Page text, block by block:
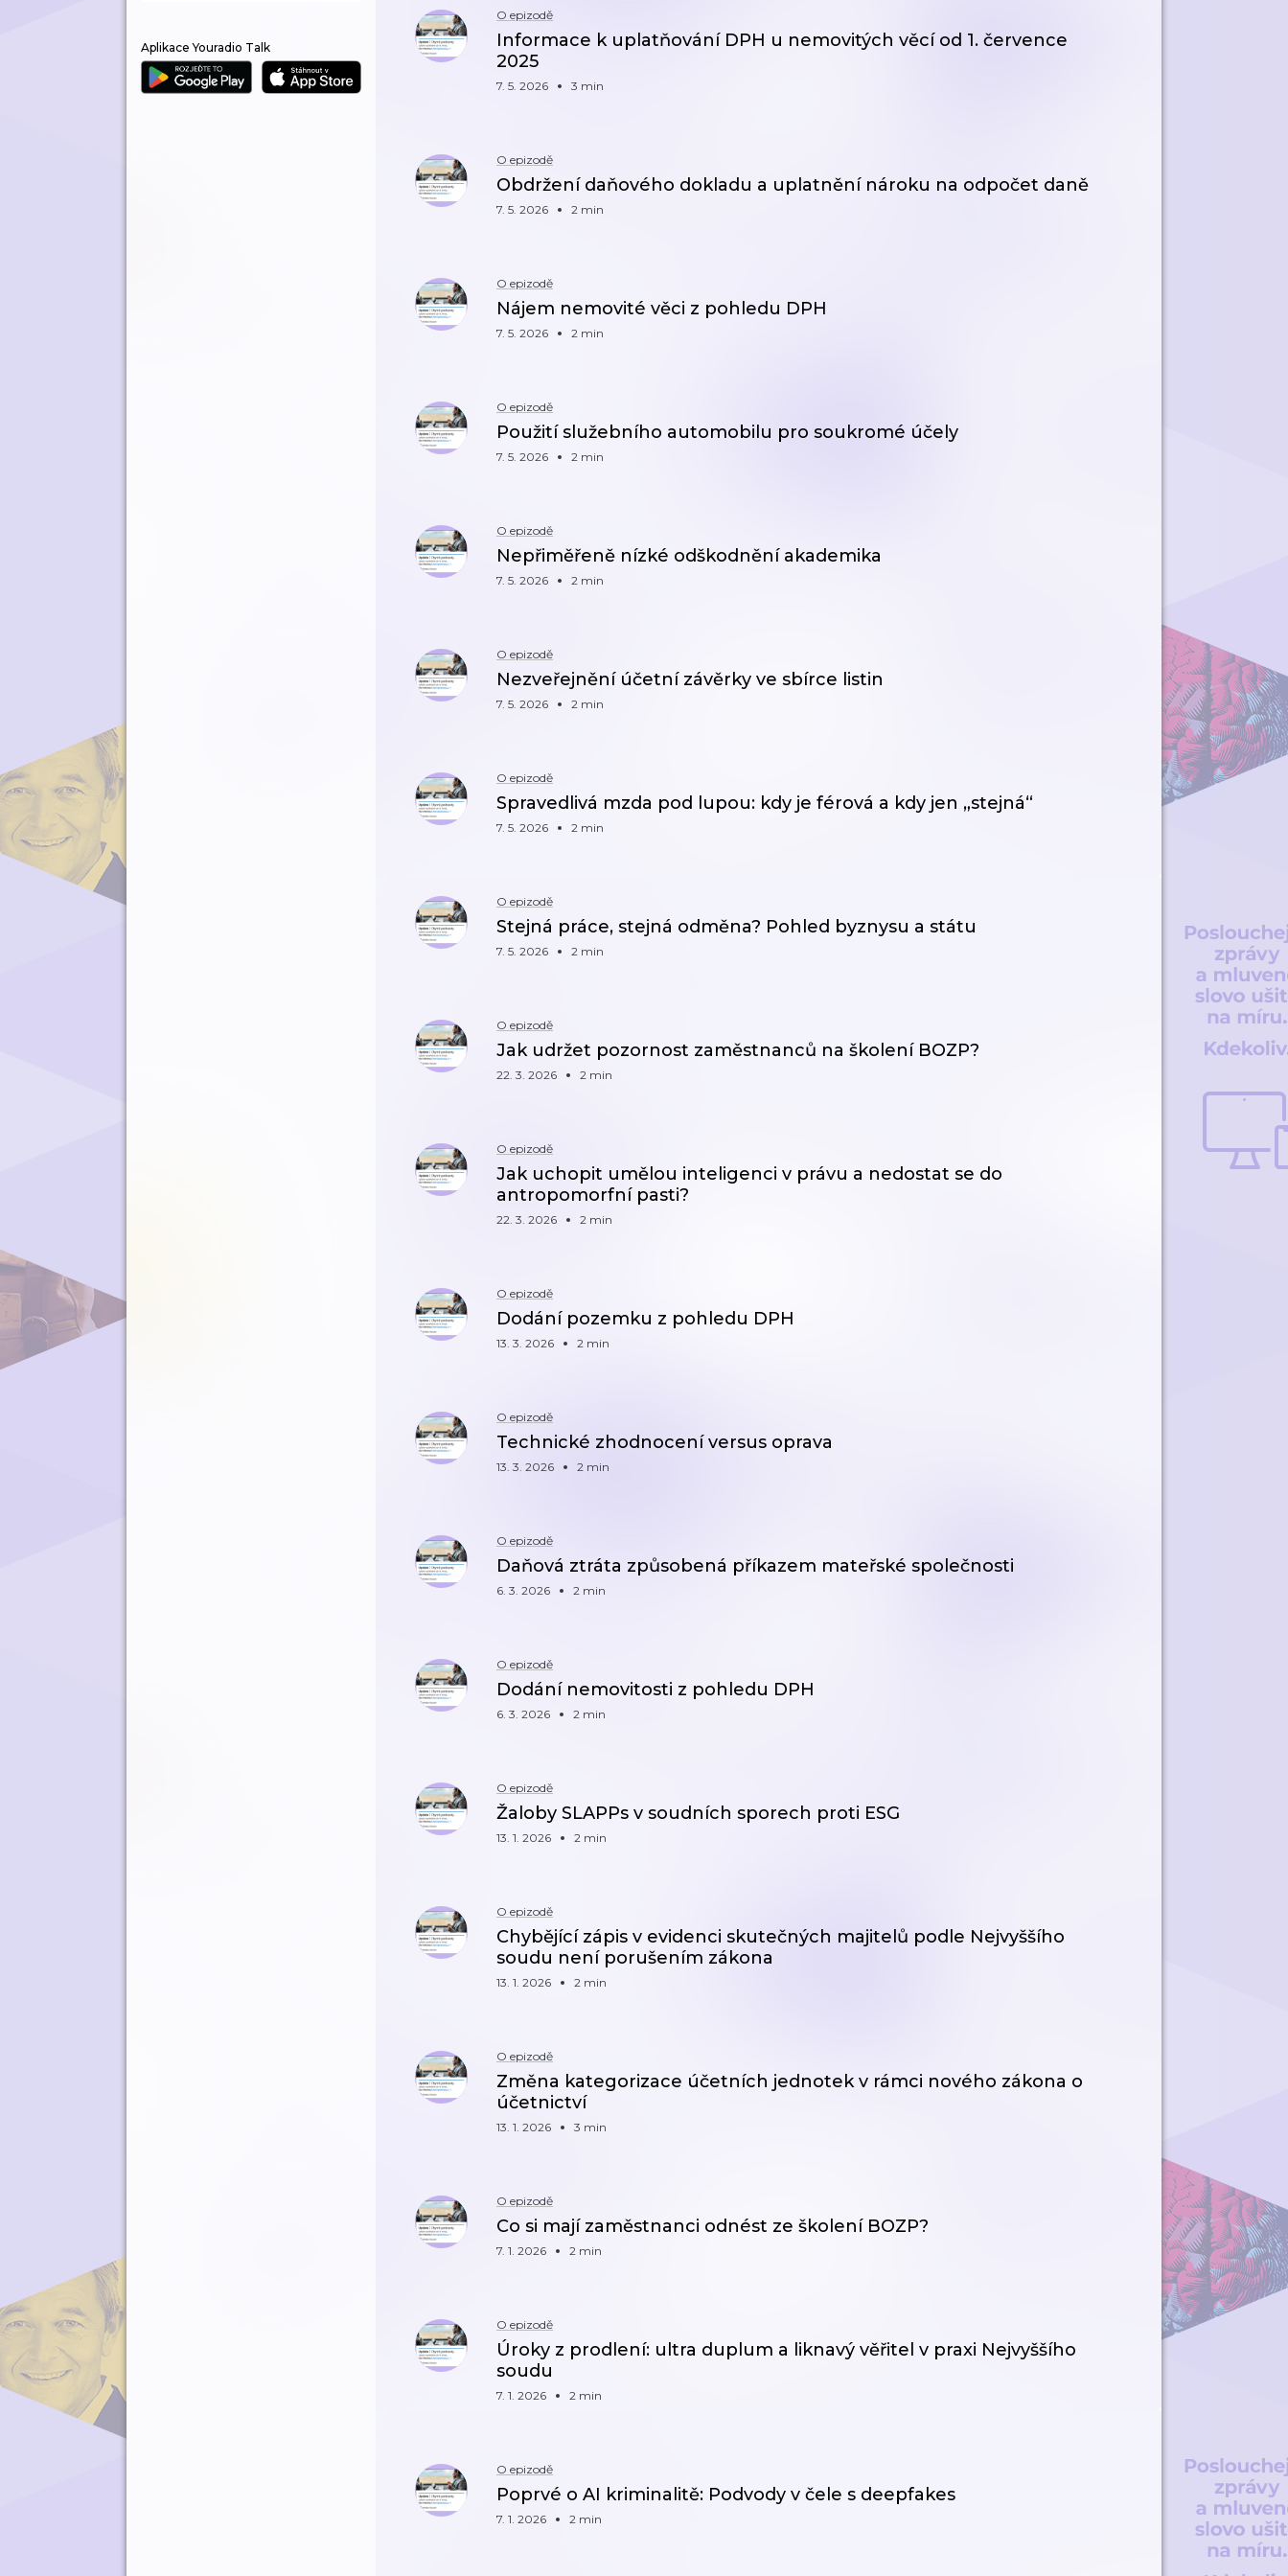
Aplikace Youradio Talk
O epizodě
Informace k uplatňování DPH u nemovitých věcí od 1. července
2025
7. 5. 2026 3 min
O epizodě
Obdržení daňového dokladu a uplatnění nároku na odpočet daně
7. 5. 2026 2 min
O epizodě
Nájem nemovité věci z pohledu DPH
7. 5. 2026 2 min
O epizodě
Použití služebního automobilu pro soukromé účely
7. 5. 2026 2 min
O epizodě
Nepřiměřeně nízké odškodnění akademika
7. 5. 2026 2 min
O epizodě
Nezveřejnění účetní závěrky ve sbírce listin
7. 5. 2026 2 min
O epizodě
Spravedlivá mzda pod lupou: kdy je férová a kdy jen „stejná“
7. 5. 2026 2 min
O epizodě
Stejná práce, stejná odměna? Pohled byznysu a státu
7. 5. 2026 2 min
O epizodě
Jak udržet pozornost zaměstnanců na školení BOZP?
22. 3. 2026 2 min
O epizodě
Jak uchopit umělou inteligenci v právu a nedostat se do
antropomorfní pasti?
22. 3. 2026 2 min
O epizodě
Dodání pozemku z pohledu DPH
13. 3. 2026 2 min
O epizodě
Technické zhodnocení versus oprava
13. 3. 2026 2 min
O epizodě
Daňová ztráta způsobená příkazem mateřské společnosti
6. 3. 2026 2 min
O epizodě
Dodání nemovitosti z pohledu DPH
6. 3. 2026 2 min
O epizodě
Žaloby SLAPPs v soudních sporech proti ESG
13. 1. 2026 2 min
O epizodě
Chybějící zápis v evidenci skutečných majitelů podle Nejvyššího
soudu není porušením zákona
13. 1. 2026 2 min
O epizodě
Změna kategorizace účetních jednotek v rámci nového zákona o
účetnictví
13. 1. 2026 3 min
O epizodě
Co si mají zaměstnanci odnést ze školení BOZP?
7. 1. 2026 2 min
O epizodě
Úroky z prodlení: ultra duplum a liknavý věřitel v praxi Nejvyššího
soudu
7. 1. 2026 2 min
O epizodě
Poprvé o AI kriminalitě: Podvody v čele s deepfakes
7. 1. 2026 2 min